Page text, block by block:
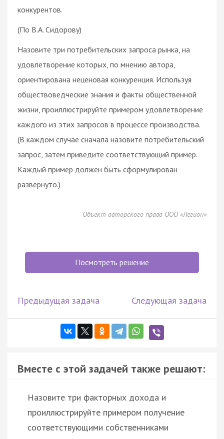
конкурентов.
(По В.А. Сидорову)
Назовите три потребительских запроса рынка, на
удовлетворение которых, по мнению автора,
ориентирована неценовая конкуренция. Используя
обществоведческие знания и факты общественной
жизни, проиллюстрируйте примером удовлетворение
каждого из этих запросов в процессе производства.
(В каждом случае сначала назовите потребительский
запрос, затем приведите соответствующий пример.
Каждый пример должен быть сформулирован
развёрнуто.)
Объект авторского права ООО «Легион»
Посмотреть решение
Предыдущая задача Следующая задача
Вместе с этой задачей также решают:
Назовите три факторных дохода и
проиллюстрируйте примером получение
соответствующими собственниками